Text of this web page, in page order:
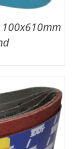
100x610mm
Zakres
10,54 zł
do
13,92 zł